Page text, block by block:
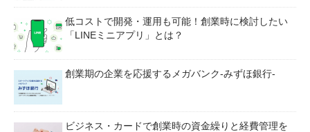
低コストで開発・運用も可能！創業時に検討したい
「LINEミニアプリ」とは？
創業期の企業を応援するメガバンク-みずほ銀行-
ビジネス・カードで創業時の資金繰りと経費管理を